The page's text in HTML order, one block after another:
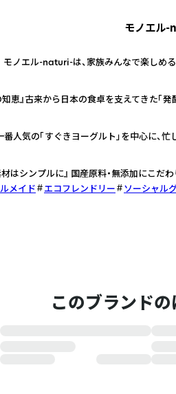
モノエル
モノエル-naturi-は、家族みんなで楽しめ
知恵』古来から日本の食卓を支えてきた「
番人気の「すぐきヨーグルト」を中心に、
はシンプルに』 国産原料・無添加にこだ
メイド
エコフレンドリー ソーシャル
このブランド